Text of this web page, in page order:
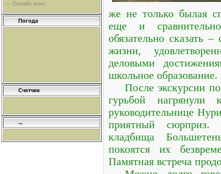
Онлайн игры
Погода
Счетчик
...
же не только былая
еще и
обязательно сказать
жизни,
деловыми
школьное образование.
После экскурсии
гурьбой
руководительнице
приятный сюрприз.
кладбища
покоятся их
Памятная встреча